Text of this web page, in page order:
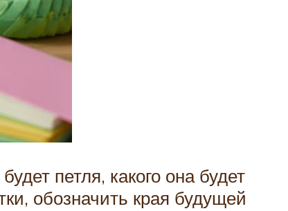
петля, какого она будет
обозначить края будущей